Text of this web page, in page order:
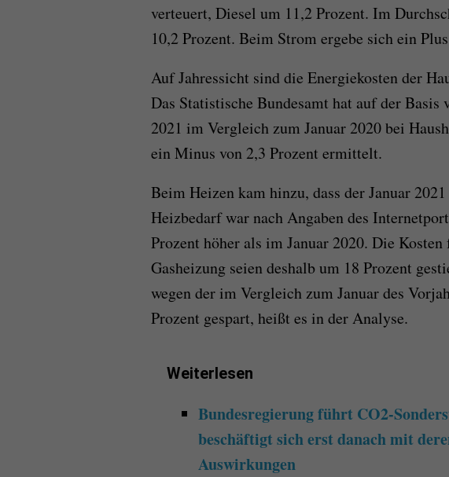
verteuert, Diesel um 11,2 Prozent. Im
10,2 Prozent. Beim Strom ergebe sich ein
Auf Jahressicht sind die Energiekosten der
Das Statistische Bundesamt hat auf der
2021 im Vergleich zum Januar 2020 bei
ein Minus von 2,3 Prozent ermittelt.
Beim Heizen kam hinzu, dass der Januar
Heizbedarf war nach Angaben des
Prozent höher als im Januar 2020. Die
Gasheizung seien deshalb um 18 Prozent
wegen der im Vergleich zum Januar des
Prozent gespart, heißt es in der Analyse.
Weiterlesen
Bundesregierung führt CO2-
beschäftigt sich erst danach mit
Auswirkungen